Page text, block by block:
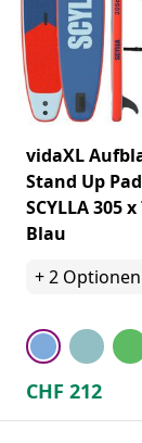
vidaXL
Stand Up
SCYLLA 305
Blau
+2 Optionen
CHF 212